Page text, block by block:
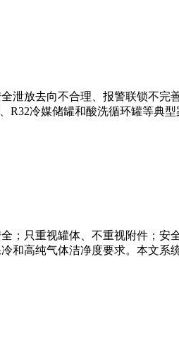
泄放去向不合理、报警联锁不
冷媒储罐和酸洗循环罐等典
；只重视罐体、不重视附件；
和高纯气体洁净度要求。本文